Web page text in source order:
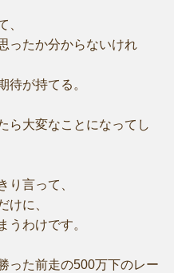
、
ったか分からないけれ
待が持てる。
ら大変なことになってし
り言って、
けに、
うわけです。
った前走の500万下のレー